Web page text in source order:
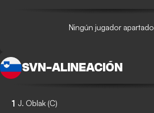
Ningún jugador apartado
SVN -ALINEACIÓN
1 J. Oblak (C)